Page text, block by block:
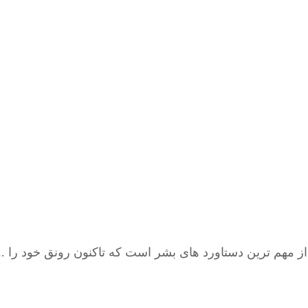
مهم ترین دستاورد های بشر است که تاکنون رونق خود را